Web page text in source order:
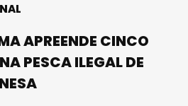
APREENDE CINCO
PESCA ILEGAL DE